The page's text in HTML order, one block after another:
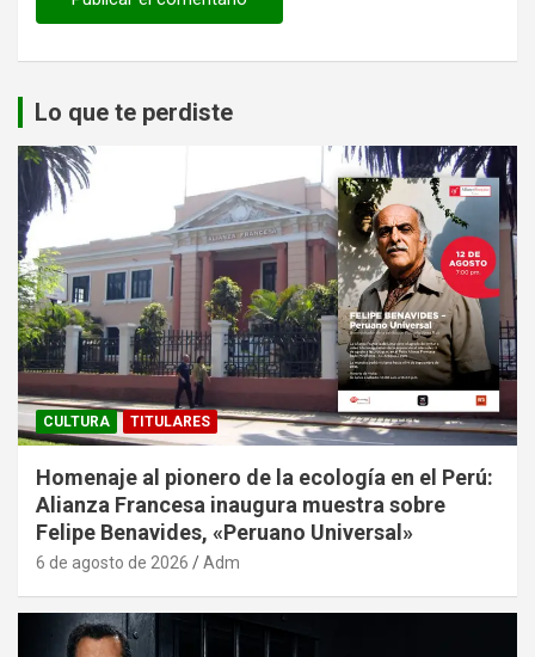
Lo que te perdiste
CULTURA TITULARES
Homenaje al pionero de la ecología en el Perú:
Alianza Francesa inaugura muestra sobre
Felipe Benavides, «Peruano Universal»
6 de agosto de 2026 Adm